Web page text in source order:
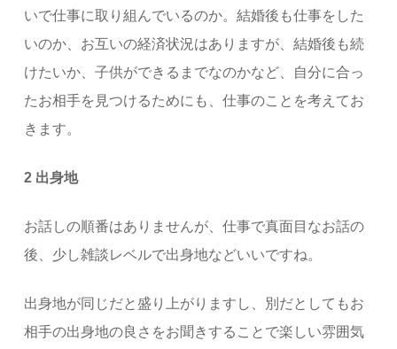
いで仕事に取り組んでいるのか。結婚後も仕事をした
いのか、お互いの経済状況はありますが、結婚後も続
けたいか、子供ができるまでなのかなど、自分に合っ
たお相手を見つけるためにも、仕事のことを考えてお
きます。
2 出身地
お話しの順番はありませんが、仕事で真面目なお話の
後、少し雑談レベルで出身地などいいですね。
出身地が同じだと盛り上がりますし、別だとしてもお
相手の出身地の良さをお聞きすることで楽しい雰囲気